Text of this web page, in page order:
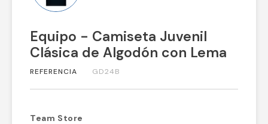
Equipo - Camiseta Juvenil
Clásica de Algodón con Lema
REFERENCIA GD24B
Team Store